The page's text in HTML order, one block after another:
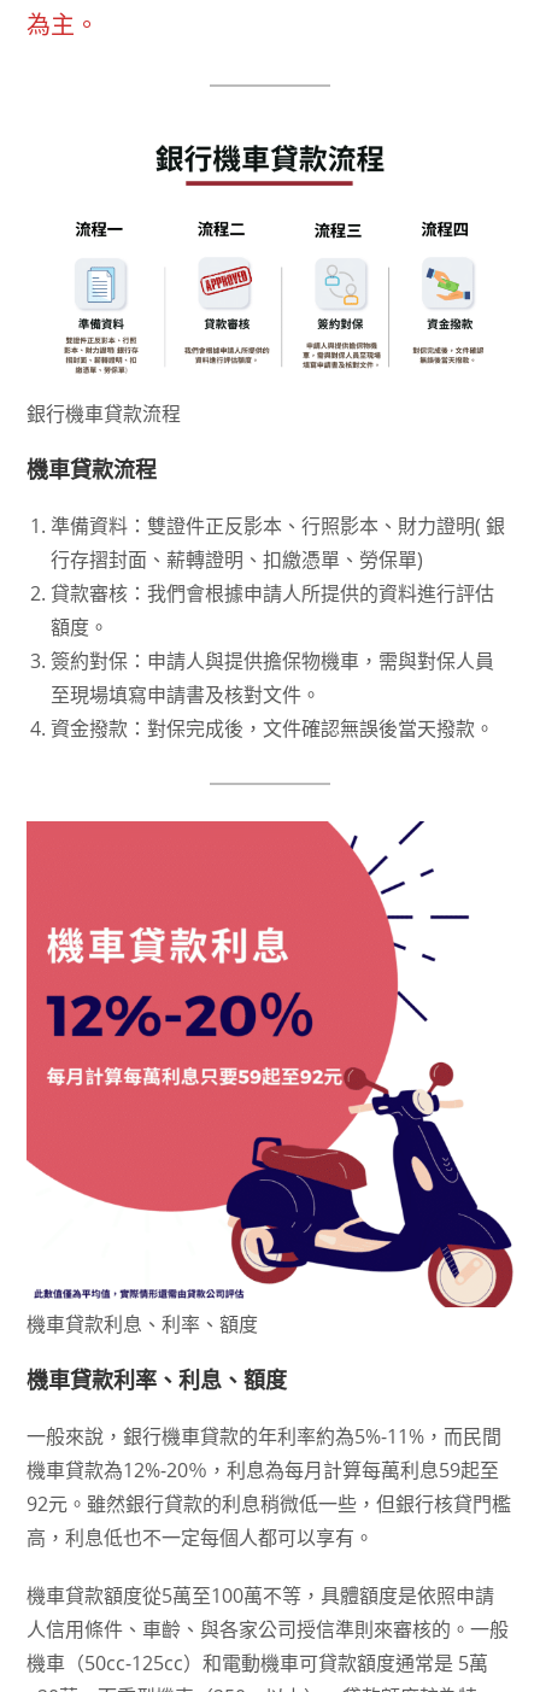
為主。
銀行機車貸款流程
機車貸款流程
準備資料：雙證件正反影本、行照影本、財力證明( 銀
行存摺封面、薪轉證明、扣繳憑單、勞保單)
貸款審核：我們會根據申請人所提供的資料進行評估
額度。
簽約對保：申請人與提供擔保物機車，需與對保人員
至現場填寫申請書及核對文件。
資金撥款：對保完成後，文件確認無誤後當天撥款。
機車貸款利息、利率、額度
機車貸款利率、利息、額度
一般來說，銀行機車貸款的年利率約為5%-11%，而民間
機車貸款為12%-20％，利息為每月計算每萬利息59起至
92元。雖然銀行貸款的利息稍微低一些，但銀行核貸門檻
高，利息低也不一定每個人都可以享有。
機車貸款額度從5萬至100萬不等，具體額度是依照申請
人信用條件、車齡、與各家公司授信準則來審核的。一般
機車（50cc-125cc）和電動機車可貸款額度通常是 5萬